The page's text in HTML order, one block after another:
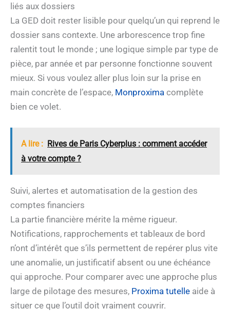
liés aux dossiers
La GED doit rester lisible pour quelqu’un qui reprend le
dossier sans contexte. Une arborescence trop fine
ralentit tout le monde ; une logique simple par type de
pièce, par année et par personne fonctionne souvent
mieux. Si vous voulez aller plus loin sur la prise en
main concrète de l’espace, Monproxima complète
bien ce volet.
A lire : Rives de Paris Cyberplus : comment accéder
à votre compte ?
Suivi, alertes et automatisation de la gestion des
comptes financiers
La partie financière mérite la même rigueur.
Notifications, rapprochements et tableaux de bord
n’ont d’intérêt que s’ils permettent de repérer plus vite
une anomalie, un justificatif absent ou une échéance
qui approche. Pour comparer avec une approche plus
large de pilotage des mesures, Proxima tutelle aide à
situer ce que l’outil doit vraiment couvrir.